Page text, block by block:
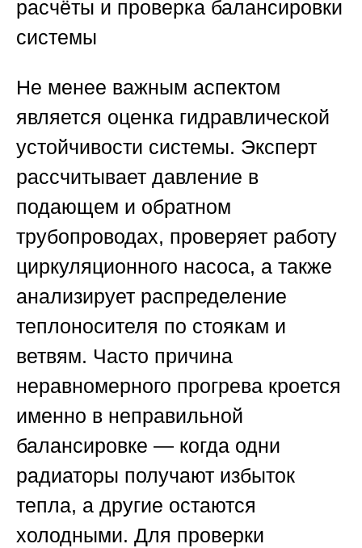
расчёты и проверка балансировки
системы
Не менее важным аспектом
является оценка гидравлической
устойчивости системы. Эксперт
рассчитывает давление в
подающем и обратном
трубопроводах, проверяет работу
циркуляционного насоса, а также
анализирует распределение
теплоносителя по стоякам и
ветвям. Часто причина
неравномерного прогрева кроется
именно в неправильной
балансировке — когда одни
радиаторы получают избыток
тепла, а другие остаются
холодными. Для проверки